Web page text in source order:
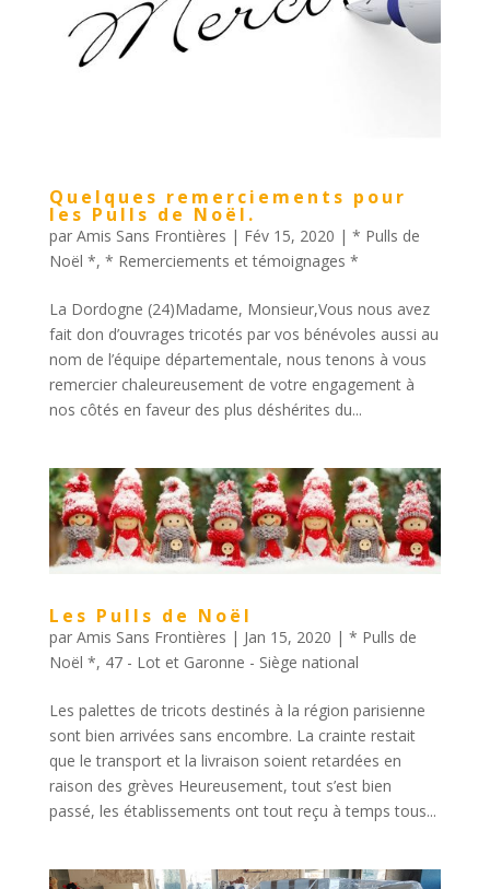
Quelques remerciements pour
les Pulls de Noël.
par Amis Sans Frontières | Fév 15, 2020 | * Pulls de
Noël *, * Remerciements et témoignages *
La Dordogne (24)Madame, Monsieur,Vous nous avez
fait don d’ouvrages tricotés par vos bénévoles aussi au
nom de l’équipe départementale, nous tenons à vous
remercier chaleureusement de votre engagement à
nos côtés en faveur des plus déshérites du...
Les Pulls de Noël
par Amis Sans Frontières | Jan 15, 2020 | * Pulls de
Noël *, 47 - Lot et Garonne - Siège national
Les palettes de tricots destinés à la région parisienne
sont bien arrivées sans encombre. La crainte restait
que le transport et la livraison soient retardées en
raison des grèves Heureusement, tout s’est bien
passé, les établissements ont tout reçu à temps tous...